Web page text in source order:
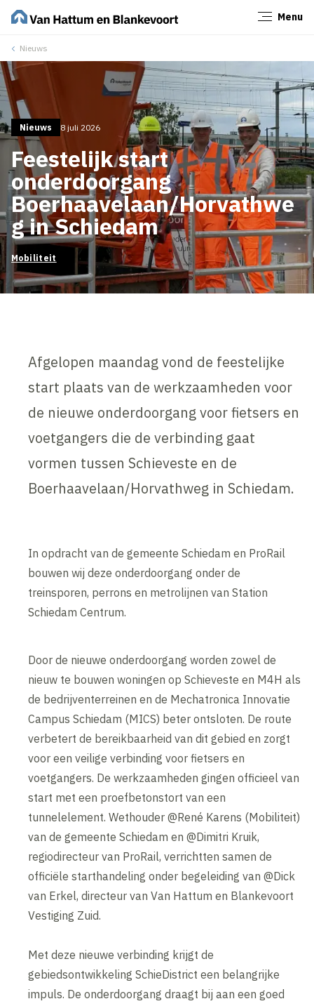
Menu
Nieuws
Nieuws 8 juli 2026
Feestelijk start
onderdoorgang
Boerhaavelaan/Horvathwe
g in Schiedam
Mobiliteit
Afgelopen maandag vond de feestelijke
start plaats van de werkzaamheden voor
de nieuwe onderdoorgang voor fietsers en
voetgangers die de verbinding gaat
vormen tussen Schieveste en de
Boerhaavelaan/Horvathweg in Schiedam.
In opdracht van de gemeente Schiedam en ProRail
bouwen wij deze onderdoorgang onder de
treinsporen, perrons en metrolijnen van Station
Schiedam Centrum.
Door de nieuwe onderdoorgang worden zowel de
nieuw te bouwen woningen op Schieveste en M4H als
de bedrijventerreinen en de Mechatronica Innovatie
Campus Schiedam (MICS) beter ontsloten. De route
verbetert de bereikbaarheid van dit gebied en zorgt
voor een veilige verbinding voor fietsers en
voetgangers. De werkzaamheden gingen officieel van
start met een proefbetonstort van een
tunnelelement. Wethouder @René Karens (Mobiliteit)
van de gemeente Schiedam en @Dimitri Kruik,
regiodirecteur van ProRail, verrichtten samen de
officiële starthandeling onder begeleiding van @Dick
van Erkel, directeur van Van Hattum en Blankevoort
Vestiging Zuid.
Met deze nieuwe verbinding krijgt de
gebiedsontwikkeling SchieDistrict een belangrijke
impuls. De onderdoorgang draagt bij aan een goed
Sluiten